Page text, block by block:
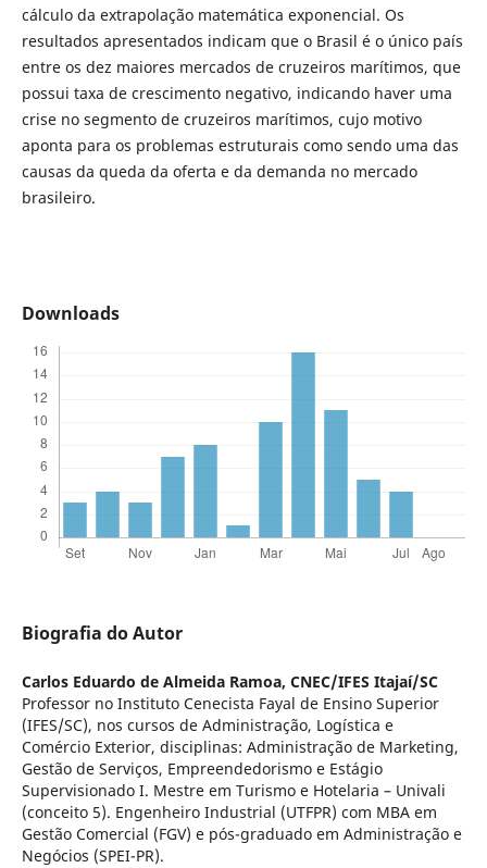
cálculo da extrapolação matemática exponencial. Os
resultados apresentados indicam que o Brasil é o único país
entre os dez maiores mercados de cruzeiros marítimos, que
possui taxa de crescimento negativo, indicando haver uma
crise no segmento de cruzeiros marítimos, cujo motivo
aponta para os problemas estruturais como sendo uma das
causas da queda da oferta e da demanda no mercado
brasileiro.
Downloads
Biografia do Autor
Carlos Eduardo de Almeida Ramoa, CNEC/IFES Itajaí/SC
Professor no Instituto Cenecista Fayal de Ensino Superior
(IFES/SC), nos cursos de Administração, Logística e
Comércio Exterior, disciplinas: Administração de Marketing,
Gestão de Serviços, Empreendedorismo e Estágio
Supervisionado I. Mestre em Turismo e Hotelaria – Univali
(conceito 5). Engenheiro Industrial (UTFPR) com MBA em
Gestão Comercial (FGV) e pós-graduado em Administração e
Negócios (SPEI-PR).